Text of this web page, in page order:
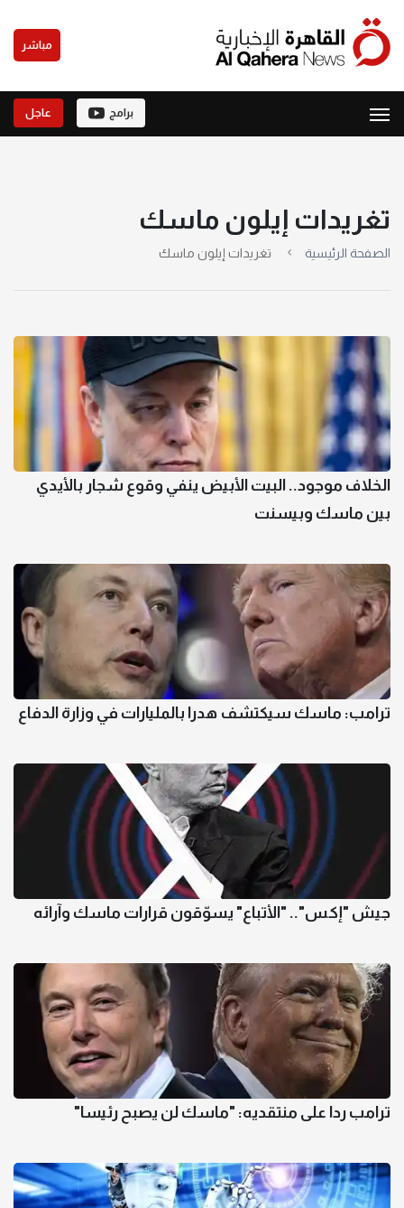
مباشر
برامج عاجل
تغريدات إيلون ماسك
الصفحة الرئيسية تغريدات إيلون ماسك
الخلاف موجود.. البيت الأبيض ينفي وقوع شجار بالأيدي
بين ماسك وبيسنت
ترامب: ماسك سيكتشف هدرا بالمليارات في وزارة الدفاع
جيش "إكس".. "الأتباع" يسوّقون قرارات ماسك وآرائه
ترامب ردا على منتقديه: "ماسك لن يصبح رئيسا"